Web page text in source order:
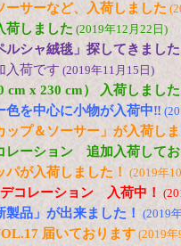
ーサーなど、入荷しました
荷しました (2019年12月22日)
ルシャ絨毯」探してきまし
入荷です (2019年11月15日)
cm x 230 cm） 入荷しました
色を中心に小物が入荷中‼
ップ＆ソーサー」が入荷し
レーション 追加入荷して
が入荷しました！ (2019年
コレーション 入荷中！
品」が出来ました！ (2019
届いております(2019